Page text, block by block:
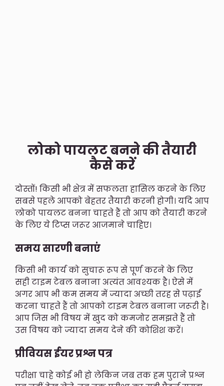
लोको पायलट बनने की तैयारी
कैसे करें
दोस्तों! किसी भी क्षेत्र में सफलता हासिल करने के लिए
सबसे पहले आपको बेहतर तैयारी करनी होगी। यदि आप
लोको पायलट बनना चाहते हैं तो आप को तैयारी करने
के लिए ये टिप्स जरूर आजमाने चाहिए।
समय सारणी बनाएं
किसी भी कार्य को सुचारू रूप से पूर्ण करने के लिए
सही टाइम टेबल बनाना अत्यंत आवश्यक है। ऐसे में
अगर आप भी कम समय में ज्यादा अच्छी तरह से पढ़ाई
करना चाहते हैं तो आपको टाइम टेबल बनाना जरूरी है।
आप जिस भी विषय में खुद को कमजोर समझते हैं तो
उस विषय को ज्यादा समय देने की कोशिश करें।
प्रीवियस ईयर प्रश्न पत्र
परीक्षा चाहे कोई भी हो लेकिन जब तक हम पुराने प्रश्न